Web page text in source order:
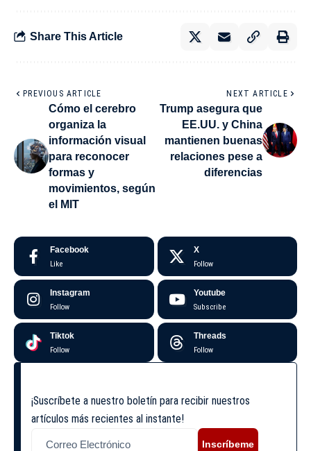
Share This Article
PREVIOUS ARTICLE
Cómo el cerebro
organiza la
información visual
para reconocer
formas y
movimientos, según
el MIT
NEXT ARTICLE
Trump asegura que
EE.UU. y China
mantienen buenas
relaciones pese a
diferencias
Facebook
Like
X
Follow
Instagram
Follow
Youtube
Subscribe
Tiktok
Follow
Threads
Follow
¡Suscríbete a nuestro boletín para recibir nuestros
artículos más recientes al instante!
Inscríbeme